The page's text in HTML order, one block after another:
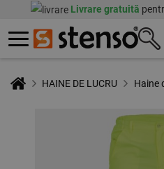
Livrare gratuită
HAINE DE LUCRU Haine